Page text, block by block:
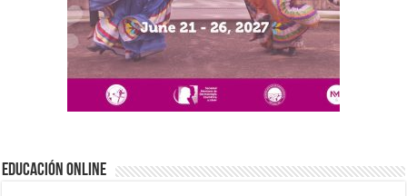
EDUCACIÓN ONLINE